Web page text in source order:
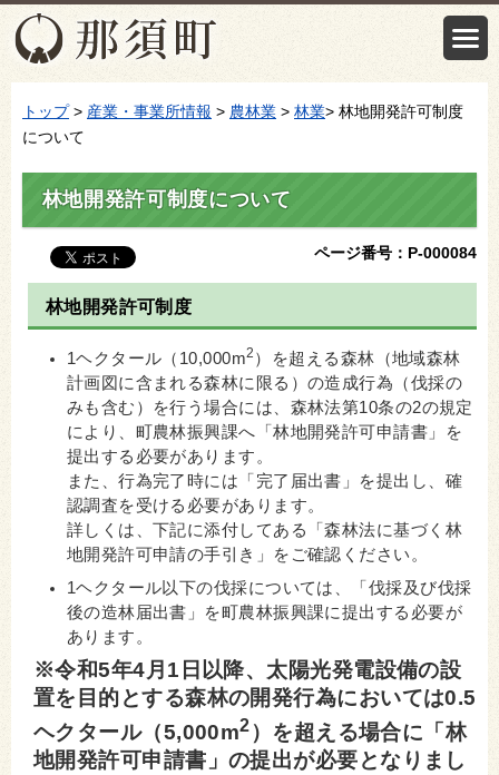
トップ> 産業・事業所情報 > 農林業 > 林業> 林地開発許可制度
について
林地開発許可制度について
ページ番号：P-000084
林地開発許可制度
1ヘクタール（10,000m2 ）を超える森林（地域森林
計画図に含まれる森林に限る）の造成行為（伐採の
みも含む）を行う場合には、森林法第10条の2の規定
により、町農林振興課へ「林地開発許可申請書」を
提出する必要があります。
また、行為完了時には「完了届出書」を提出し、確
認調査を受ける必要があります。
詳しくは、下記に添付してある「森林法に基づく林
地開発許可申請の手引き」をご確認ください。
1ヘクタール以下の伐採については、「伐採及び伐採
後の造林届出書」を町農林振興課に提出する必要が
あります。
※令和5年4月1日以降、太陽光発電設備の設
置を目的とする森林の開発行為においては0.5
ヘクタール（5,000m2 ）を超える場合に「林
地開発許可申請書」の提出が必要となりまし